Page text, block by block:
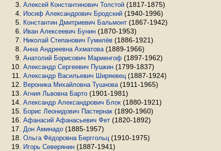
Алексей Константинович Толстой (1817-1875)
Иосиф Александрович Бродский (1940-1996)
Константин Дмитриевич Бальмонт (1867-1942)
Иван Алексеевич Бунин (1870-1953)
Николай Степанович Гумилёв (1886-1921)
Анна Андреевна Ахматова (1889-1966)
Анатолий Борисович Мариенгоф (1897-1962)
Александр Сергеевич Пушкин (1799-1837)
Александр Васильевич Ширяевец (1887-1924)
Вероника Михайловна Тушнова (1911-1965)
Агния Львовна Барто (1901-1981)
Александр Александрович Блок (1880-1921)
Борис Леонидович Пастернак (1890-1960)
Афанасий Афанасьевич Фет (1820-1892)
Дон Аминадо (1885-1957)
Ольга Фёдоровна Берггольц (1910-1975)
Игорь Северянин (1887-1941)